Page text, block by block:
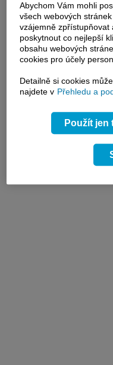
Abychom Vám mohli
všech webových
vzájemně zpřístupňovat
poskytnout co nejlepší
obsahu webových
cookies pro účely
Detailně si cookies
najdete v Přehledu a
Použít jen